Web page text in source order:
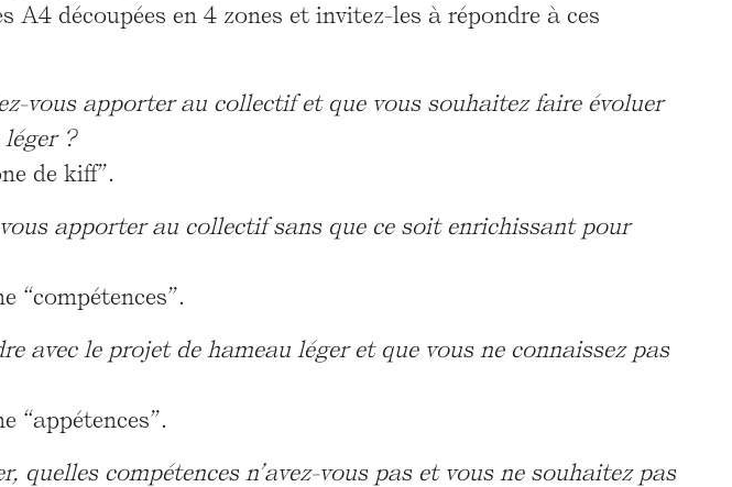
A4 découpées en 4 zones et invitez-les à répondre à ces
vous apporter au collectif et que vous souhaitez faire évoluer
?
de kiff”.
apporter au collectif sans que ce soit enrichissant pour
“compétences”.
avec le projet de hameau léger et que vous ne connaissez pas
“appétences”.
quelles compétences n’avez-vous pas et vous ne souhaitez pas